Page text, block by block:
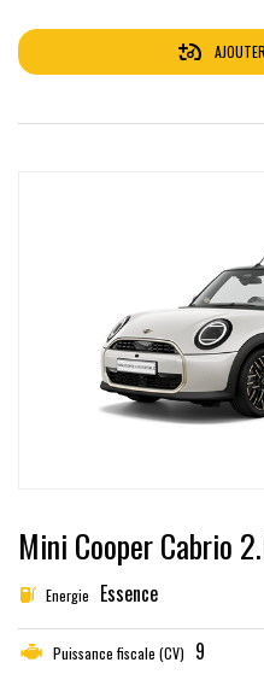
Mini Cooper Cabrio
Energie Essence
Puissance fiscale (CV) 9